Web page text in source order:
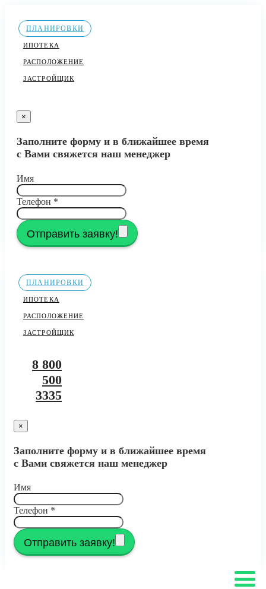
ПЛАНИРОВКИ
ИПОТЕКА
РАСПОЛОЖЕНИЕ
ЗАСТРОЙЩИК
×
Заполните форму и в ближайшее время
с Вами свяжется наш менеджер
Имя
Телефон *
Отправить заявку!
ПЛАНИРОВКИ
ИПОТЕКА
РАСПОЛОЖЕНИЕ
ЗАСТРОЙЩИК
8 800
500
3335
×
Заполните форму и в ближайшее время
с Вами свяжется наш менеджер
Имя
Телефон *
Отправить заявку!